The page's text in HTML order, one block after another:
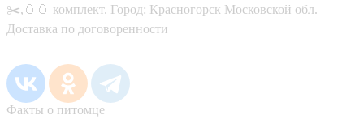
✂️,🥚🥚 комплект. Город: Красногорск Московской обл.
Доставка по договоренности
Факты о питомце